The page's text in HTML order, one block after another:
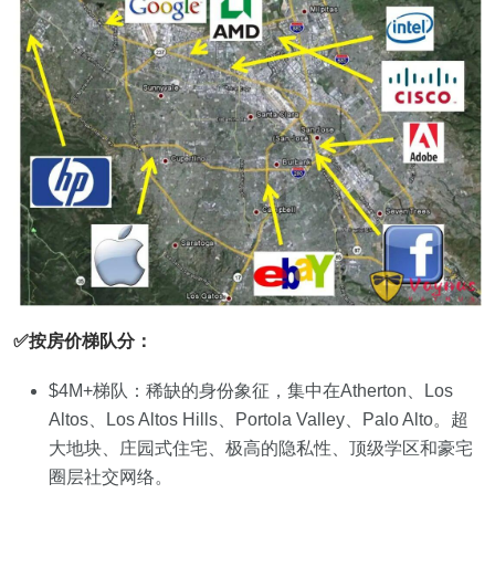
✅按房价梯队分：
$4M+梯队：稀缺的身份象征，集中在Atherton、Los
Altos、Los Altos Hills、Portola Valley、Palo Alto。超
大地块、庄园式住宅、极高的隐私性、顶级学区和豪宅
圈层社交网络。